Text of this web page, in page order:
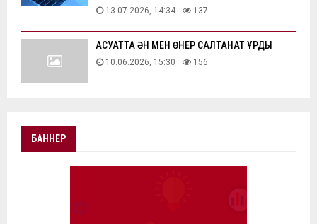
13.07.2026, 14:34 137
АҚСУАТТА ӘН МЕН ӨНЕР САЛТАНАТ ҚҰРДЫ
10.06.2026, 15:30 156
БАННЕР